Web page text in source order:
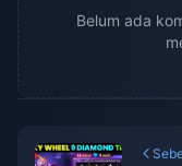
Belum ada